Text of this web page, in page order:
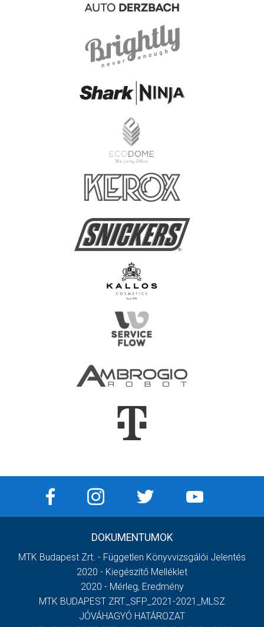
DOKUMENTUMOK
MTK Budapest Zrt. - Független Könyvvizsgálói Jelentés
2020 - Kiegészítő Melléklet
2020 - Mérleg, Eredmény
MTK BUDAPEST ZRT._SFP_2021-2021_MLSZ
JÓVÁHAGYÓ HATÁROZAT